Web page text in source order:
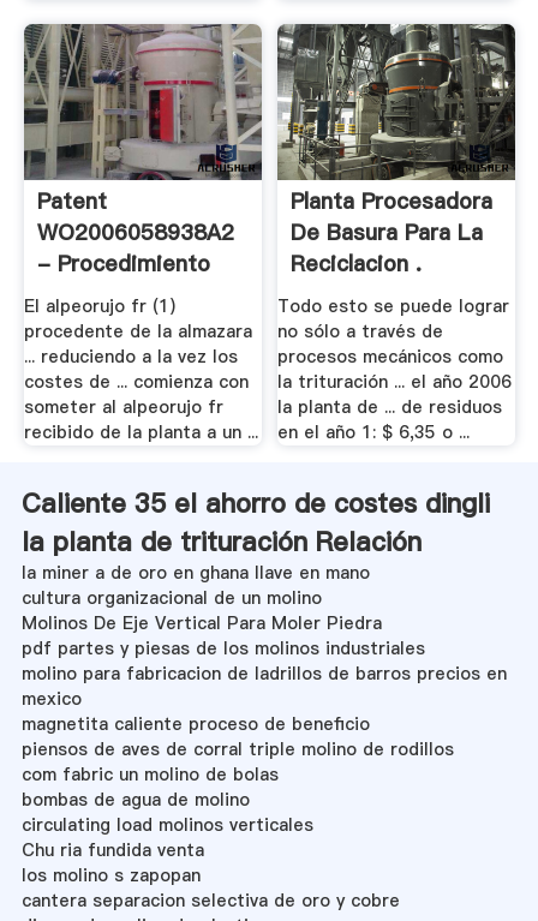
Patent
WO2006058938A2
- Procedimiento
Para .
El alpeorujo fr (1)
procedente de la almazara
... reduciendo a la vez los
costes de ... comienza con
someter al alpeorujo fr
recibido de la planta a un ...
Planta Procesadora
De Basura Para La
Reciclacion .
Todo esto se puede lograr
no sólo a través de
procesos mecánicos como
la trituración ... el año 2006
la planta de ... de residuos
en el año 1: $ 6,35 o ...
Caliente 35 el ahorro de costes dingli
la planta de trituración Relación
la miner a de oro en ghana llave en mano
cultura organizacional de un molino
Molinos De Eje Vertical Para Moler Piedra
pdf partes y piesas de los molinos industriales
molino para fabricacion de ladrillos de barros precios en
mexico
magnetita caliente proceso de beneficio
piensos de aves de corral triple molino de rodillos
com fabric un molino de bolas
bombas de agua de molino
circulating load molinos verticales
Chu ria fundida venta
los molino s zapopan
cantera separacion selectiva de oro y cobre